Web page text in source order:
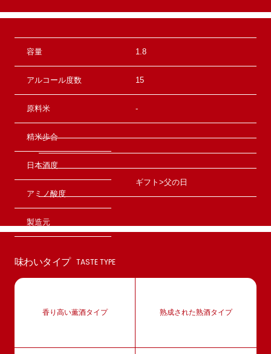
容量 1.8
アルコール度数 15
原料米 -
精米歩合
日本酒度
アミノ酸度
製造元
ギフト>父の日
味わいタイプ TASTE TYPE
香り高い薫酒タイプ 熟成された熟酒タイプ